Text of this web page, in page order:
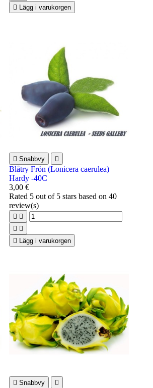
 Lägg i varukorgen
 Snabbvy 
Blåtry Frön (Lonicera caerulea)
Hardy -40C
3,00 €
Rated 5out of 5 stars based on 40
review(s)
 
 
 Lägg i varukorgen
 Snabbvy 